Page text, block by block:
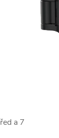
a 7